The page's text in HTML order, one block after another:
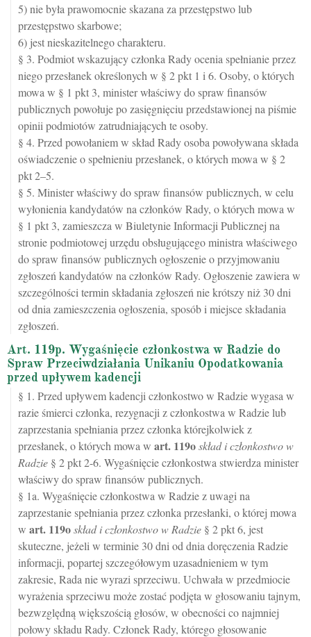
5) nie była prawomocnie skazana za przestępstwo lub
przestępstwo skarbowe;
6) jest nieskazitelnego charakteru.
§ 3. Podmiot wskazujący członka Rady ocenia spełnianie przez
niego przesłanek określonych w § 2 pkt 1 i 6. Osoby, o których
mowa w § 1 pkt 3, minister właściwy do spraw finansów
publicznych powołuje po zasięgnięciu przedstawionej na piśmie
opinii podmiotów zatrudniających te osoby.
§ 4. Przed powołaniem w skład Rady osoba powoływana składa
oświadczenie o spełnieniu przesłanek, o których mowa w § 2
pkt 2–5.
§ 5. Minister właściwy do spraw finansów publicznych, w celu
wyłonienia kandydatów na członków Rady, o których mowa w
§ 1 pkt 3, zamieszcza w Biuletynie Informacji Publicznej na
stronie podmiotowej urzędu obsługującego ministra właściwego
do spraw finansów publicznych ogłoszenie o przyjmowaniu
zgłoszeń kandydatów na członków Rady. Ogłoszenie zawiera w
szczególności termin składania zgłoszeń nie krótszy niż 30 dni
od dnia zamieszczenia ogłoszenia, sposób i miejsce składania
zgłoszeń.
Art. 119p. Wygaśnięcie członkostwa w Radzie do
Spraw Przeciwdziałania Unikaniu Opodatkowania
przed upływem kadencji
§ 1. Przed upływem kadencji członkostwo w Radzie wygasa w
razie śmierci członka, rezygnacji z członkostwa w Radzie lub
zaprzestania spełniania przez członka którejkolwiek z
przesłanek, o których mowa w art. 119oskład i członkostwo w
Radzie § 2 pkt 2-6. Wygaśnięcie członkostwa stwierdza minister
właściwy do spraw finansów publicznych.
§ 1a. Wygaśnięcie członkostwa w Radzie z uwagi na
zaprzestanie spełniania przez członka przesłanki, o której mowa
w art. 119oskład i członkostwo w Radzie § 2 pkt 6, jest
skuteczne, jeżeli w terminie 30 dni od dnia doręczenia Radzie
informacji, popartej szczegółowym uzasadnieniem w tym
zakresie, Rada nie wyrazi sprzeciwu. Uchwała w przedmiocie
wyrażenia sprzeciwu może zostać podjęta w głosowaniu tajnym,
bezwzględną większością głosów, w obecności co najmniej
połowy składu Rady. Członek Rady, którego głosowanie